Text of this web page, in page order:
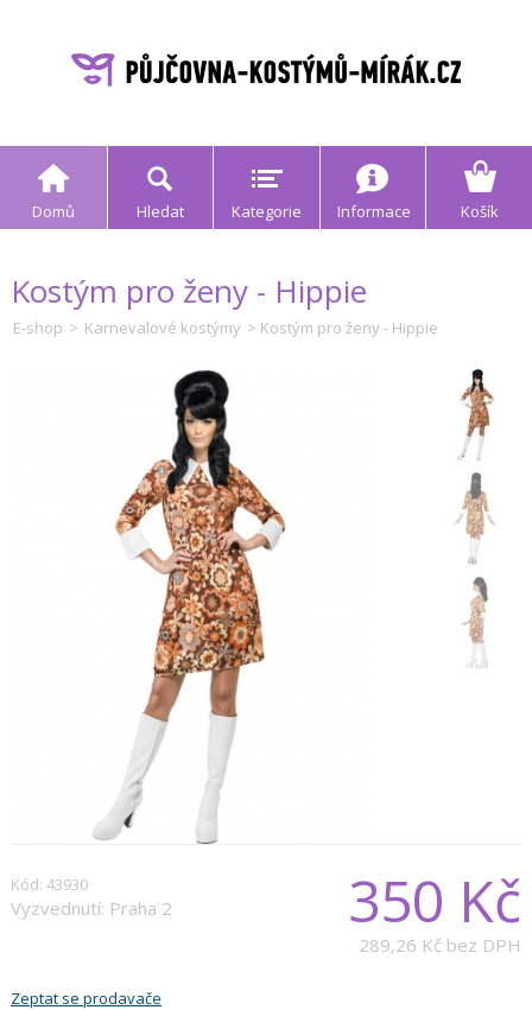
Domů Hledat Kategorie Informace Košík
Kostým pro ženy - Hippie
E-shop > Karnevalové kostýmy > Kostým pro ženy - Hippie
350 Kč
289,26 Kč bez DPH
Kód: 43930
Vyzvednutí: Praha 2
Zeptat se prodavače